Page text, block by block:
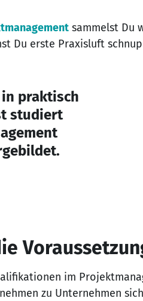
sammelst Du
Du erste Praxisluft
praktisch
studiert
im
zu Unternehmen